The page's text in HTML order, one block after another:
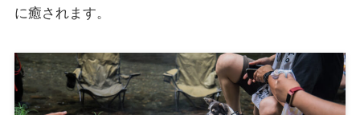
に癒されます。